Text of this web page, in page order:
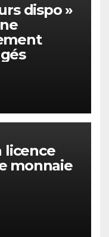
dispo »
licence
monnaie